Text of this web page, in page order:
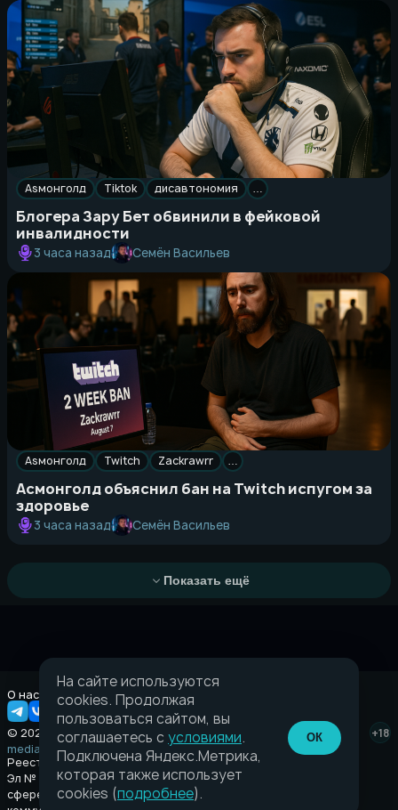
Asмонголд Tiktok дисавтономия …
Блогера Зару Бет обвинили в фейковой
инвалидности
3 часа назад Семён Васильев
Asмонголд Twitch Zackrawrr …
Асмонголд объяснил бан на Twitch испугом за
здоровье
3 часа назад Семён Васильев
Показать ещё
О нас Правовая информация
© 2026 Taverna.gg
+18
media@taverna.gg
Реестровая запись:
Эл № ФС77-89710 выдано Федеральной службой по надзору в
сфере связи, информационных технологий и массовых
На сайте используются
cookies. Продолжая
пользоваться сайтом, вы
соглашаетесь с условиями.
Подключена Яндекс.Метрика,
которая также использует
cookies (подробнее).
ОК